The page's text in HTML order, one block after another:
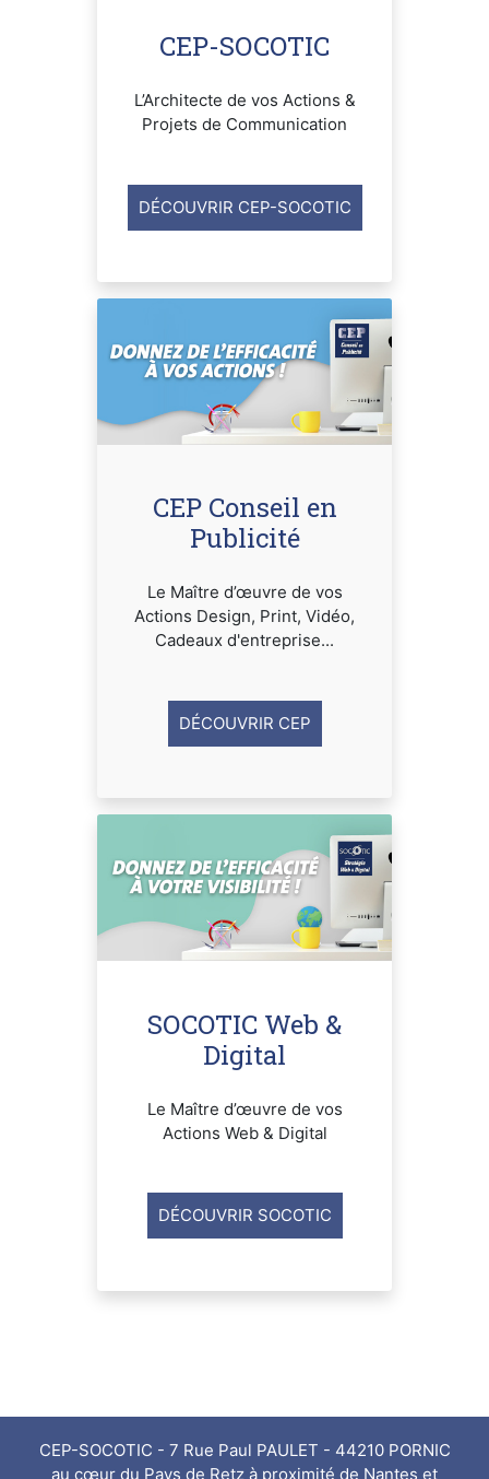
CEP-SOCOTIC
L’Architecte de vos Actions &
Projets de Communication
DÉCOUVRIR CEP-SOCOTIC
CEP Conseil en
Publicité
Le Maître d’œuvre de vos
Actions Design, Print, Vidéo,
Cadeaux d'entreprise...
DÉCOUVRIR CEP
SOCOTIC Web &
Digital
Le Maître d’œuvre de vos
Actions Web & Digital
DÉCOUVRIR SOCOTIC
CEP-SOCOTIC - 7 Rue Paul PAULET - 44210 PORNIC
au cœur du Pays de Retz à proximité de Nantes et